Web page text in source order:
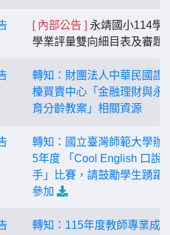
[ 內部公告 ] 永靖國小114學
學業評量雙向細目表及審題
轉知：財團法人中華民國證
檯買賣中心「金融理財與永
育分齡教案」相關資源
轉知：國立臺灣師範⼤學辦
5年度 「Cool English ⼝說
⼿」比賽，請⿎勵學⽣踴躍
參加
轉知：115年度教師專業成